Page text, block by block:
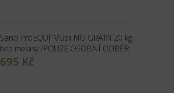
Sano ProEQUI Müsli NO GRAIN 20 kg
bez melasy /POUZE OSOBNÍ ODBĚR
695 Kč